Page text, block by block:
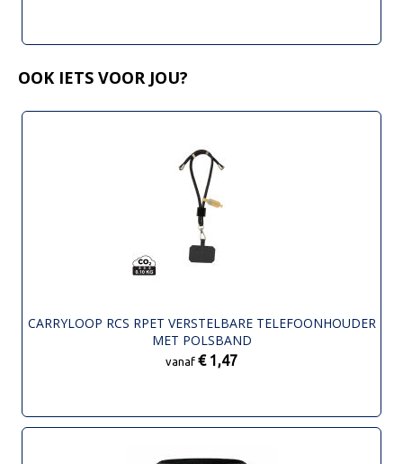
OOK IETS VOOR JOU?
CARRYLOOP RCS RPET VERSTELBARE TELEFOONHOUDER
MET POLSBAND
vanaf € 1,47